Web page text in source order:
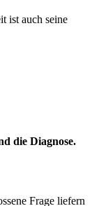
ist auch seine
die Diagnose.
Frage liefern